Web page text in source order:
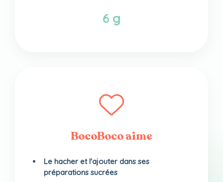
6 g
BocoBoco aime
Le hacher et l'ajouter dans ses
préparations sucrées